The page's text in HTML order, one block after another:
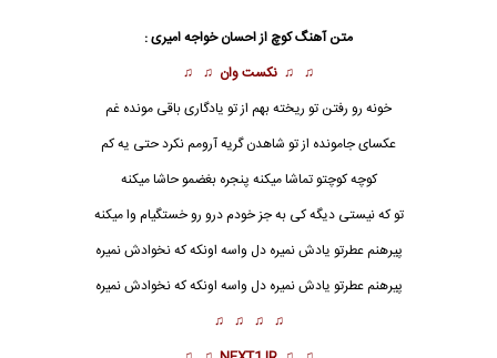
متن آهنگکوچ ازاحسان خواجه امیری:
♫ ♫ نکست وان ♫ ♫
خونه رو رفتن تو ریخته بهم از تو یادگاری باقی مونده غم
عکسای جامونده از تو شاهدن گریه آرومم نکرد حتی یه کم
کوچهکوچتو تماشا میکنه پنجره بغضمو حاشا میکنه
تو که نیستی دیگه کی به جز خودم درو رو خستگیام وا میکنه
پیرهنم عطرتو یادش نمیره دل واسه اونکه که نخوادش نمیره
پیرهنم عطرتو یادش نمیره دل واسه اونکه که نخوادش نمیره
♫ ♫ ♫ ♫